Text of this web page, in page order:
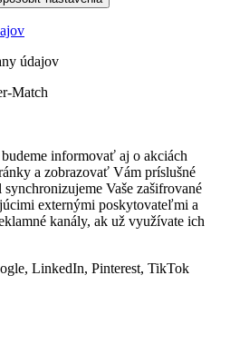
údajov
Match
informovať aj o akciách
a zobrazovať Vám príslušné
Vaše zašifrované
externými poskytovateľmi a
kanály, ak už využívate ich
LinkedIn, Pinterest, TikTok